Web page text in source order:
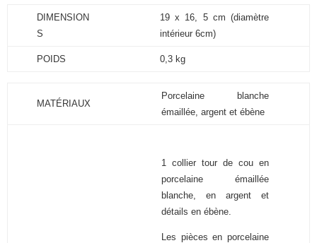
DIMENSION
S
19 x 16, 5 cm (diamètre
intérieur 6cm)
POIDS 0,3 kg
MATÉRIAUX
Porcelaine blanche
émaillée, argent et ébène
1 collier tour de cou en
porcelaine émaillée
blanche, en argent et
détails en ébène.
Les pièces en porcelaine